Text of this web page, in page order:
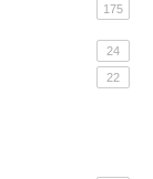
175
24
22